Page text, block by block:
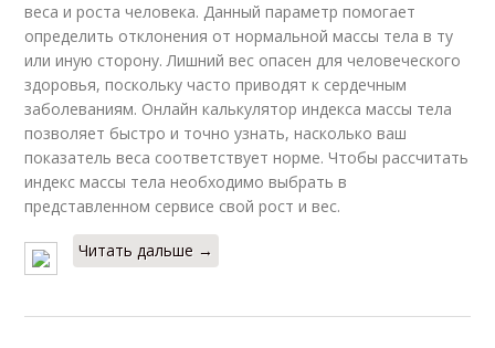
веса и роста человека. Данный параметр помогает
определить отклонения от нормальной массы тела в ту
или иную сторону. Лишний вес опасен для человеческого
здоровья, поскольку часто приводят к сердечным
заболеваниям. Онлайн калькулятор индекса массы тела
позволяет быстро и точно узнать, насколько ваш
показатель веса соответствует норме. Чтобы рассчитать
индекс массы тела необходимо выбрать в
представленном сервисе свой рост и вес.
Читать дальше →